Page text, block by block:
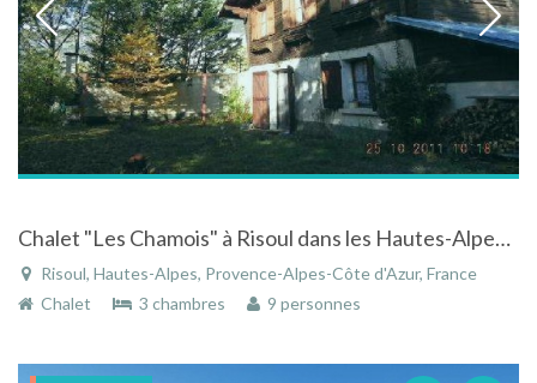
Chalet "Les Chamois" à Risoul dans les Hautes-Alpes en Provence-Alpes-Côte d'Azur en plein champs
Risoul, Hautes-Alpes, Provence-Alpes-Côte d'Azur, France
Chalet
3 chambres 9 personnes